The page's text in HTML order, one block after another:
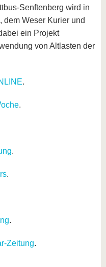
Senftenberg wird in
dem Weser Kurier und
ein Projekt
von Altlasten der
.
.
.
.
.
Zeitung.